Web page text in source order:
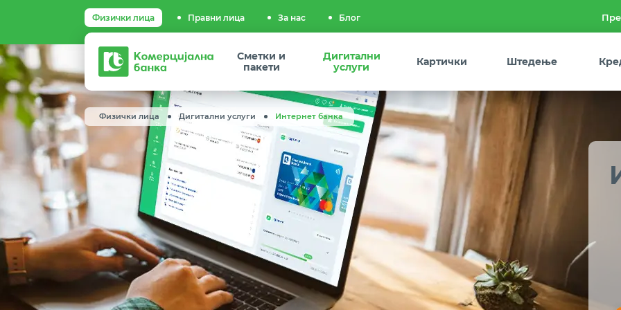
Физички лица Правни лица За нас Блог
Комерцијална
банка
Сметки и
пакети
Дигитални
услуги
Картички Штедење
Физички лица Дигитални услуги Интернет банка